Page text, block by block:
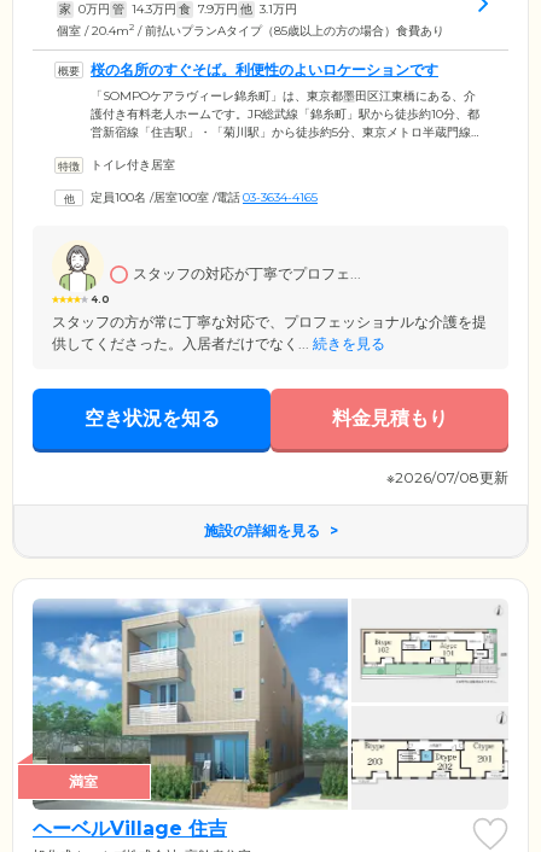
家 0万円 管 14.3万円 食 7.9万円 他 3.1万円
個室 / 20.4m2 / 前払いプランAタイプ（85歳以上の方の場合）食費あり
桜の名所のすぐそば。利便性のよいロケーションです
「SOMPOケアラヴィーレ錦糸町」は、東京都墨田区江東橋にある、介
護付き有料老人ホームです。JR総武線「錦糸町」駅から徒歩約10分、都
営新宿線「住吉駅」・「菊川駅」から徒歩約5分、東京メトロ半蔵門線
め、大変暮らしやすい環境です。また、ホーム裏手にある河川敷は桜の
出の際にはスタッフが責任をもってサポートしますので、足腰に不安の
トイレ付き居室
定員100名 /居室100室 /電話03-3634-4165
4.0
スタッフの対応が丁寧でプロフェ...
スタッフの方が常に丁寧な対応で、プロフェッショナルな介護を提
供してくださった。入居者だけでなく... 続きを見る
空き状況を知る 料金見積もり
※2026/07/08更新
施設の詳細を見る
満室
ヘーベルVillage 住吉